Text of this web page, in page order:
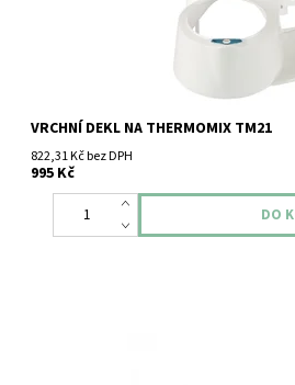
VRCHNÍ DEKL NA THERMOMIX TM21
822,31 Kč bez DPH
995 Kč